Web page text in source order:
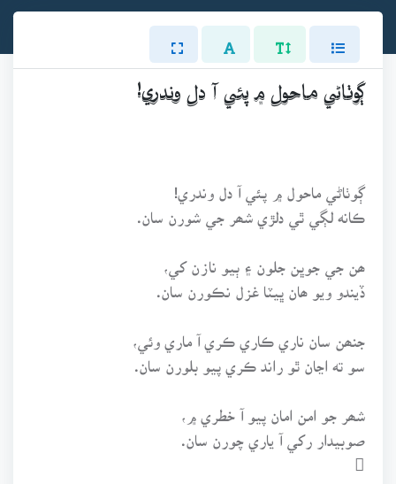
ڳوٺاڻي ماحول ۾ پئي آ دل وندري!
ڳوٺاڻي ماحول ۾ پئي آ دل وندري!
ڪانه لڳي ٿي دلڙي شھر جي شورن سان.
ھن جي جوڀن جلون ۽ ٻيو نازن کي،
ڏيندو ويو ھان ڀيٽا غزل نڪورن سان.
جنھن سان ناري ڪاري ڪري آ ماري وئي،
سو ته اڃان ٿو راند ڪري پيو بلورن سان.
شھر جو امن امان پيو آ خطري ۾،
صوبيدار رکي آ ياري چورن سان.
